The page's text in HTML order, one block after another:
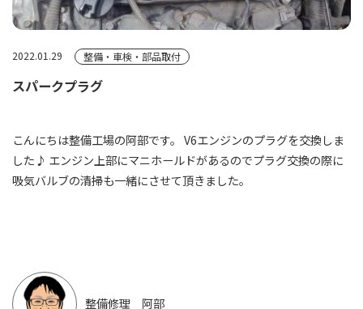
2022.01.29 整備・車検・部品取付
スパークプラグ
こんにちは整備工場の阿部です。 V6エンジンのプラグを交換しま
した♪ エンジン上部にマニホールドがあるのでプラグ交換の際に
吸気バルブの清掃も一緒にさせて頂きました。
整備修理 阿部